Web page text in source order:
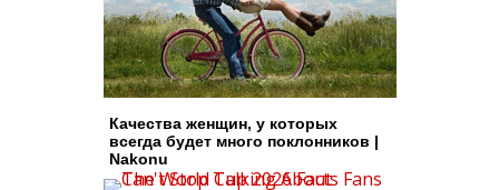
Качества женщин, у которых
всегда будет много поклонников |
Nakonu